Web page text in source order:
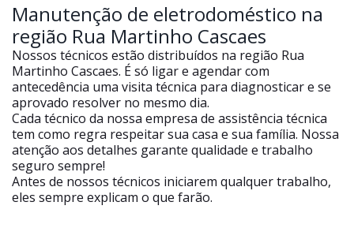
Manutenção de eletrodoméstico na
região Rua Martinho Cascaes
Nossos técnicos estão distribuídos na região Rua
Martinho Cascaes. É só ligar e agendar com
antecedência uma visita técnica para diagnosticar e se
aprovado resolver no mesmo dia.
Cada técnico da nossa empresa de assistência técnica
tem como regra respeitar sua casa e sua família. Nossa
atenção aos detalhes garante qualidade e trabalho
seguro sempre!
Antes de nossos técnicos iniciarem qualquer trabalho,
eles sempre explicam o que farão.